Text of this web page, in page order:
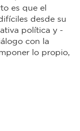
es que el
desde su
política y -
con la
lo propio,